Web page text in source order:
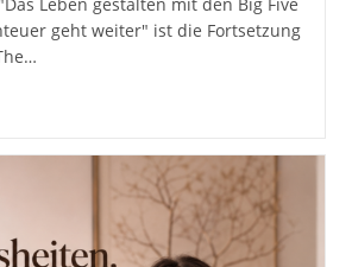
geht weiter" ist die Fortsetzung